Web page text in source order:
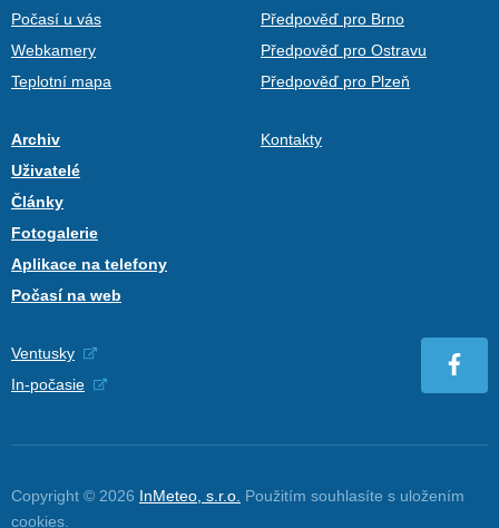
Počasí u vás
Webkamery
Teplotní mapa
Předpověď pro Brno
Předpověď pro Ostravu
Předpověď pro Plzeň
Archiv
Uživatelé
Články
Fotogalerie
Aplikace na telefony
Počasí na web
Kontakty
Ventusky
In-počasie
Copyright © 2026 InMeteo, s.r.o. Použitím souhlasíte s uložením
cookies